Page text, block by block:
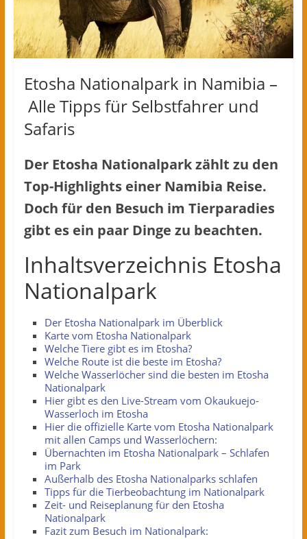
Etosha Nationalpark in Namibia –
Alle Tipps für Selbstfahrer und
Safaris
Der Etosha Nationalpark zählt zu den
Top-Highlights einer Namibia Reise.
Doch für den Besuch im Tierparadies
gibt es ein paar Dinge zu beachten.
Inhaltsverzeichnis Etosha
Nationalpark
Der Etosha Nationalpark im Überblick
Karte vom Etosha Nationalpark
Welche Tiere gibt es im Etosha?
Welche Route ist die beste im Etosha?
Welche Wasserlöcher sind die besten im Etosha
Nationalpark
Hier gibt es den Live-Stream vom Okaukuejo-
Wasserloch im Etosha
Hier die offizielle Karte vom Etosha Nationalpark
mit allen Camps und Wasserlöchern:
Übernachten im Etosha Nationalpark – Schlafen
im Park
Außerhalb des Etosha Nationalparks schlafen
Tipps für die Tierbeobachtung im Nationalpark
Zeit- und Reiseplanung für den Etosha
Nationalpark
Fazit zum Besuch im Nationalpark: